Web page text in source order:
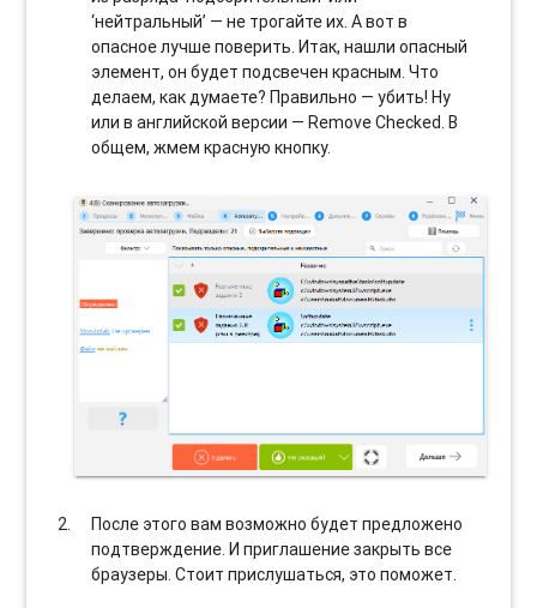
‘нейтральный’ — не трогайте их. А вот в
опасное лучше поверить. Итак, нашли опасный
элемент, он будет подсвечен красным. Что
делаем, как думаете? Правильно — убить! Ну
или в английской версии — Remove Checked. В
общем, жмем красную кнопку.
После этого вам возможно будет предложено
подтверждение. И приглашение закрыть все
браузеры. Стоит прислушаться, это поможет.